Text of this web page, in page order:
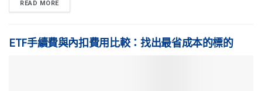
READ MORE
ETF手續費與內扣費用比較：找出最省成本的標的